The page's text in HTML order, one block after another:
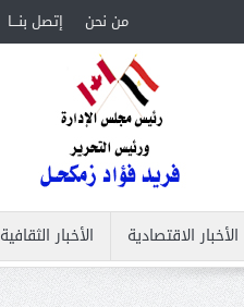
من نحن إتصل بنـــا
الأخبار الاقتصادية الأخبار الثقافية